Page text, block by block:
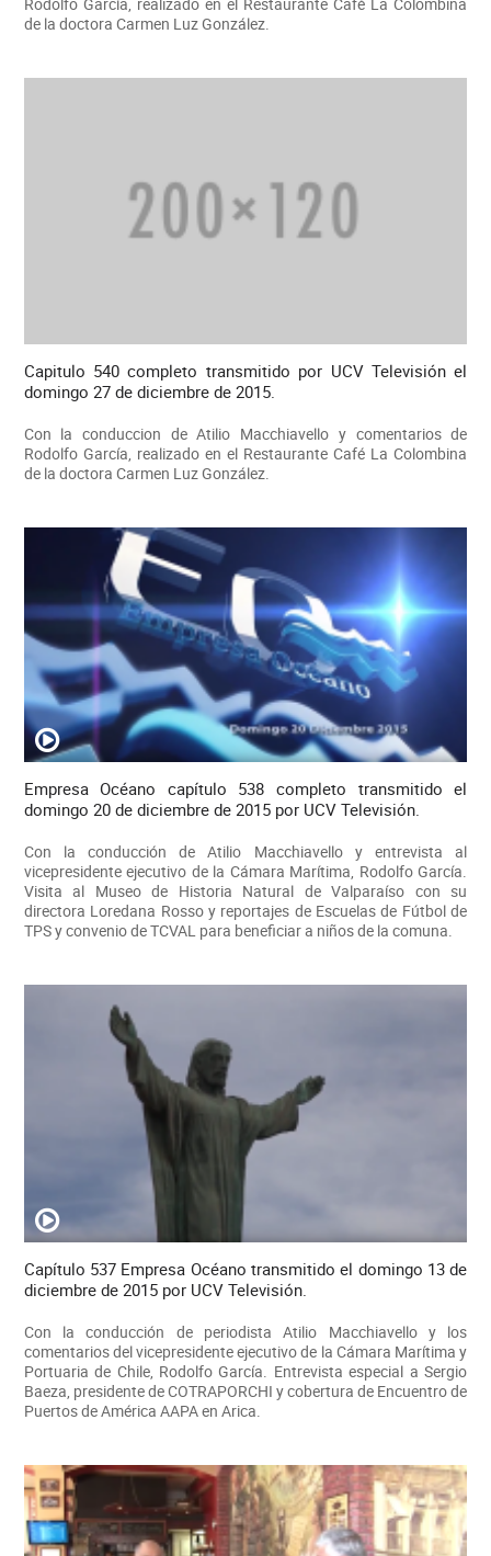
de la doctora Carmen Luz González.
Capitulo 540 completo transmitido por UCV Televisión el
domingo 27 de diciembre de 2015.
Con la conduccion de Atilio Macchiavello y comentarios de
Rodolfo García, realizado en el Restaurante Café La Colombina
de la doctora Carmen Luz González.
Empresa Océano capítulo 538 completo transmitido el
domingo 20 de diciembre de 2015 por UCV Televisión.
Con la conducción de Atilio Macchiavello y entrevista al
vicepresidente ejecutivo de la Cámara Marítima, Rodolfo García.
Visita al Museo de Historia Natural de Valparaíso con su
directora Loredana Rosso y reportajes de Escuelas de Fútbol de
TPS y convenio de TCVAL para beneficiar a niños de la comuna.
Capítulo 537 Empresa Océano transmitido el domingo 13 de
diciembre de 2015 por UCV Televisión.
Con la conducción de periodista Atilio Macchiavello y los
comentarios del vicepresidente ejecutivo de la Cámara Marítima y
Portuaria de Chile, Rodolfo García. Entrevista especial a Sergio
Baeza, presidente de COTRAPORCHI y cobertura de Encuentro de
Puertos de América AAPA en Arica.